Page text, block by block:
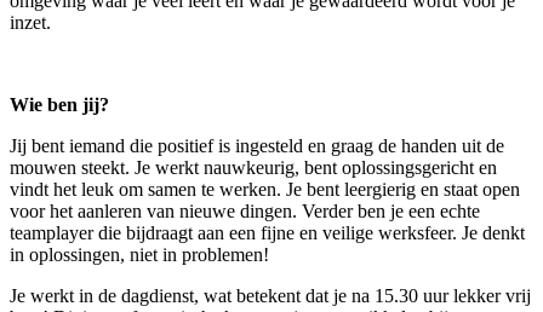
inzet.
Wie ben jij?
Jij bent iemand die positief is ingesteld en graag de handen uit de
mouwen steekt. Je werkt nauwkeurig, bent oplossingsgericht en
vindt het leuk om samen te werken. Je bent leergierig en staat open
voor het aanleren van nieuwe dingen. Verder ben je een echte
teamplayer die bijdraagt aan een fijne en veilige werksfeer. Je denkt
in oplossingen, niet in problemen!
Je werkt in de dagdienst, wat betekent dat je na 15.30 uur lekker vrij